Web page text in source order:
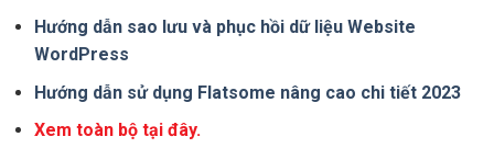
Hướng dẫn sao lưu và phục hồi dữ liệu Website
WordPress
Hướng dẫn sử dụng Flatsome nâng cao chi tiết 2023
Xem toàn bộ tại đây.